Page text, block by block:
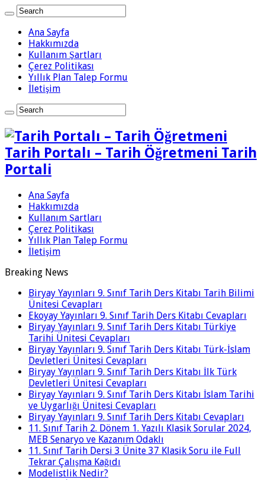
Ana Sayfa
Hakkımızda
Kullanım Şartları
Çerez Politikası
Yıllık Plan Talep Formu
İletişim
Tarih Portalı – Tarih Öğretmeni Tarih
Portali
Ana Sayfa
Hakkımızda
Kullanım Şartları
Çerez Politikası
Yıllık Plan Talep Formu
İletişim
Breaking News
Biryay Yayınları 9. Sınıf Tarih Ders Kitabı Tarih Bilimi
Ünitesi Cevapları
Ekoyay Yayınları 9. Sınıf Tarih Ders Kitabı Cevapları
Biryay Yayınları 9. Sınıf Tarih Ders Kitabı Türkiye
Tarihi Ünitesi Cevapları
Biryay Yayınları 9. Sınıf Tarih Ders Kitabı Türk-İslam
Devletleri Ünitesi Cevapları
Biryay Yayınları 9. Sınıf Tarih Ders Kitabı İlk Türk
Devletleri Ünitesi Cevapları
Biryay Yayınları 9. Sınıf Tarih Ders Kitabı İslam Tarihi
ve Uygarlığı Ünitesi Cevapları
Biryay Yayınları 9. Sınıf Tarih Ders Kitabı Cevapları
11. Sınıf Tarih 2. Dönem 1. Yazılı Klasik Sorular 2024,
MEB Senaryo ve Kazanım Odaklı
11. Sınıf Tarih Dersi 3 Ünite 37 Klasik Soru ile Full
Tekrar Çalışma Kağıdı
Modelistlik Nedir?